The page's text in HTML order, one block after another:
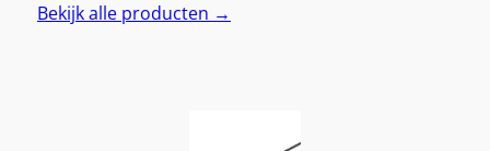
Bekijk alle producten →